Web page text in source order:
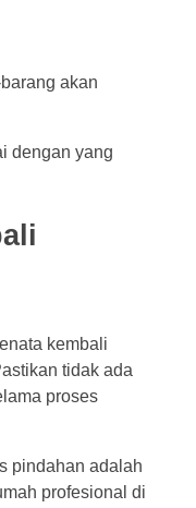
akan
dengan yang
kembali
tidak ada
proses
pindahan adalah
profesional di